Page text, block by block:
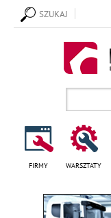
SZUKAJ
FIRMY WARSZTATY